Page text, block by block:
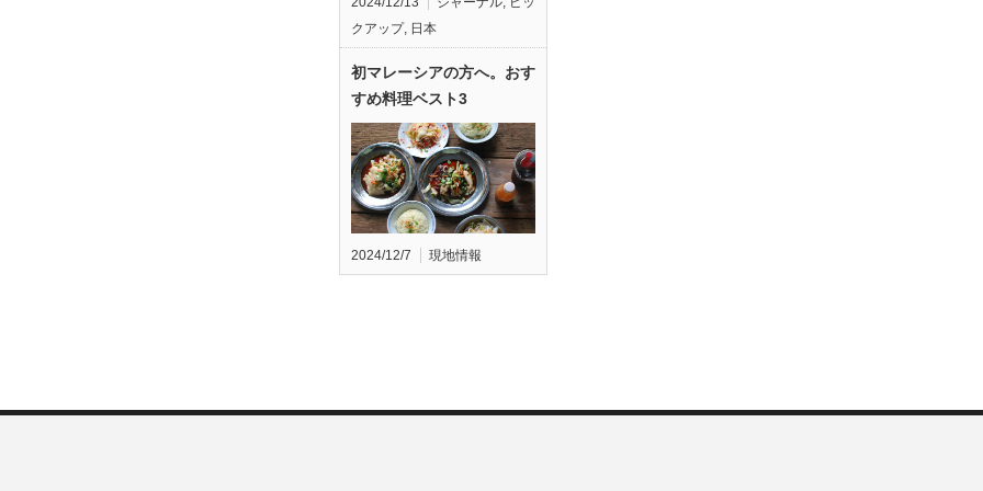
クアップ, 日本
初マレーシアの方へ。おす
すめ料理ベスト3
2024/12/7 現地情報